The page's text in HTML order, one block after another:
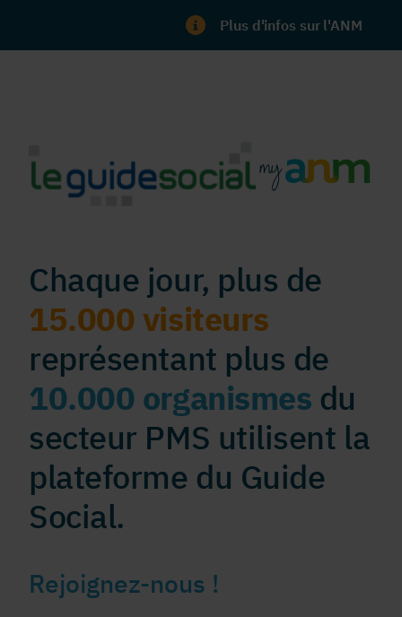
Plus d'infos sur l'ANM
Chaque jour, plus de
15.000 visiteurs
représentant plus de
10.000 organismes du
secteur PMS utilisent la
plateforme du Guide
Social.
Rejoignez-nous !